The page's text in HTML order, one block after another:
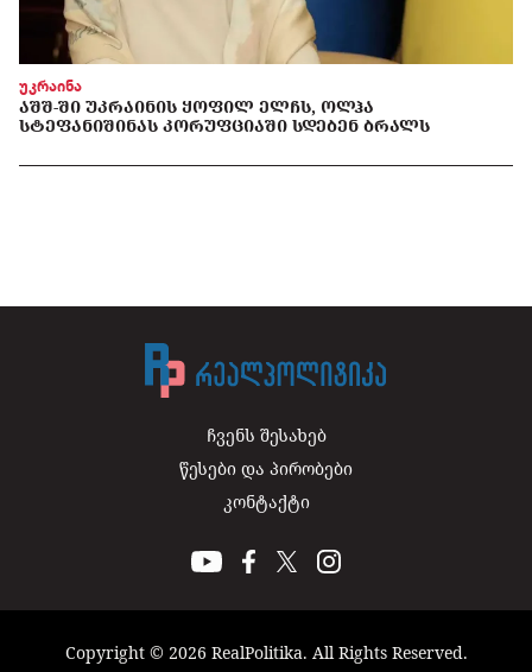
უკრაინა
ᲐᲨᲨ-ᲨᲘ ᲣᲙᲠᲐᲘᲜᲘᲡ ᲧᲝᲤᲘᲚ ᲔᲚᲩᲡ, ᲝᲚᲰᲐ
ᲡᲢᲔᲤᲐᲜᲘᲨᲘᲜᲐᲡ ᲙᲝᲠᲣᲤᲪᲘᲐᲨᲘ ᲡᲓᲔᲑᲔᲜ ᲑᲠᲐᲚᲡ
ჩვენს შესახებ
წესები და პირობები
კონტაქტი
Copyright © 2026 RealPolitika. All Rights Reserved.